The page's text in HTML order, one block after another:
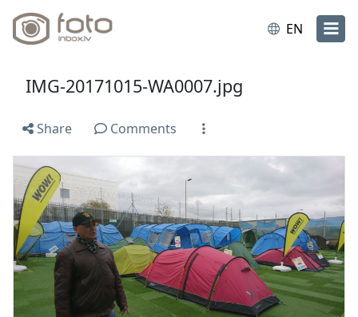
EN
IMG-20171015-WA0007.jpg
Share Comments